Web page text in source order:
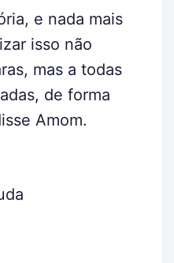
e nada mais
isso não
mas a todas
de forma
Amom.